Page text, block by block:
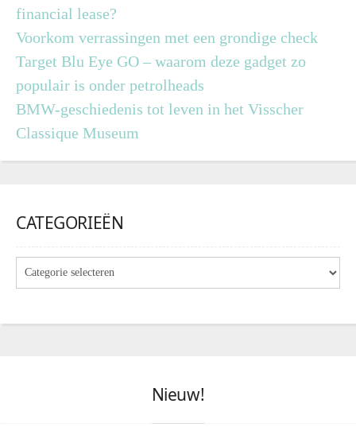
financial lease?
Voorkom verrassingen met een grondige check
Target Blu Eye GO – waarom deze gadget zo
populair is onder petrolheads
BMW-geschiedenis tot leven in het Visscher
Classique Museum
CATEGORIEËN
Nieuw!